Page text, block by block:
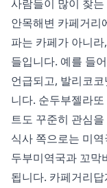
사람들이 많이 찾
안목해변 카페거리
파는 카페가 아니
들입니다. 예를 들
언급되고, 발리코
니다. 순두부젤라
트도 꾸준히 관심
식사 쪽으로는 미
두부미역국과 꼬막
됩니다. 카페거리